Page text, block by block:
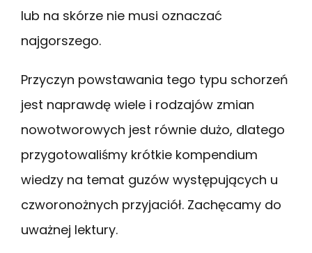
lub na skórze nie musi oznaczać
najgorszego.
Przyczyn powstawania tego typu schorzeń
jest naprawdę wiele i rodzajów zmian
nowotworowych jest równie dużo, dlatego
przygotowaliśmy krótkie kompendium
wiedzy na temat guzów występujących u
czworonożnych przyjaciół. Zachęcamy do
uważnej lektury.